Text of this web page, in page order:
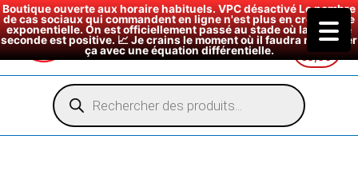
Boutique ouverte aux horaire habituels. VPC désactivé Le nombre
de cas sociaux qui commandent en ligne n'est plus en croissance
exponentielle. On est officiellement passé au stade où la dérivée
seconde est positive. 📈 Je crains le moment où il faudra modéliser
ça avec une équation différentielle.
€0,00
Recherche
de
produits